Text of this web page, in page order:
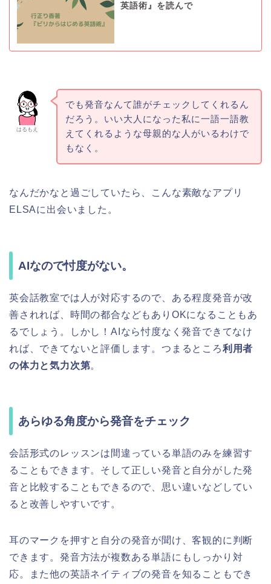
英語術』を読んで
はるもえ
でも発音なんて誰がチェックしてくれるん
だろう。いい大人になった私に一語一語教
えてくれるような母親的な人がいるわけで
もなく。
なんだかなと過ごしていたら、こんな素敵なアプリ
ELSAに出会いました。
AIなので忖度がない。
英会話教室では人が対応するので、ある程度発音が改
善されれば、時間の都合などもありOKになることもあ
るでしょう。しかし！AIなら忖度なく発音できてなけ
れば、できてないと評価します。つまるところ利用者
の体力と気力次第。
あらゆる角度から発音をチェック
会話形式のレッスンは間違っている単語のみを練習す
ることもできます。 そして正しい発音と自分がした発
音と比較することもできるので、思い違いなどしてい
ると改善しやすいです。
耳のマークを押すと 自分の発音が聞け、客観的に判断
できます。発音方法が複数ある単語にもしっかり対
応。また他の英語ネイティブの発音を知ることもでき